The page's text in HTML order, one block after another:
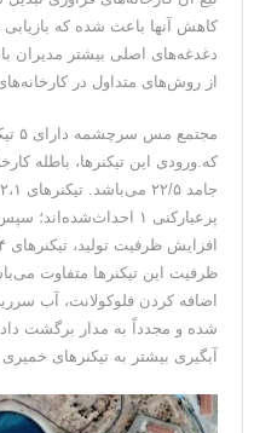
کاهش آنها باعث شده که بازیابی
دغدغه‌های اصلی بیشتر مدیران
از روش‌های متداول در
که.ورودی این تیکنرها، باطله
شده و مجدداً به مدار برگشت
آبگیری بیشتر به تیکنرهای